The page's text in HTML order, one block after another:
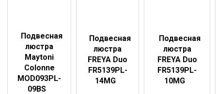
Подвесная
люстра
Maytoni
Colonne
MOD093PL-
09BS
Подвесная
люстра
FREYA Duo
FR5139PL-
14MG
Подвесная
люстра
FREYA Duo
FR5139PL-
10MG